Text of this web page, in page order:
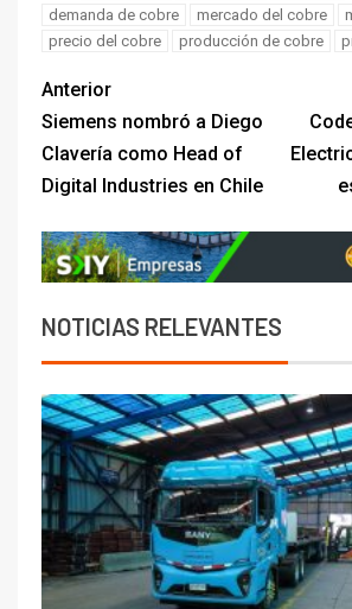
demanda de cobre
mercado del cobre
precio del cobre
producción de cobre
Anterior
Siemens nombró a Diego
Clavería como Head of
Digital Industries en Chile
NOTICIAS RELEVANTES